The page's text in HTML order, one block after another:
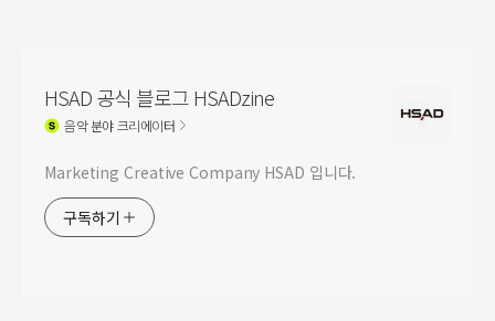
HSAD 공식 블로그 HSADzine
음악분야 크리에이터
Marketing Creative Company HSAD 입니다.
구독하기